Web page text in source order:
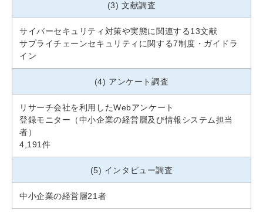
(3) 文献調査
サイバーセキュリティ対策や実態に関連する13文献
サプライチェーンセキュリティに関する7制度・ガイドラ
イン
(4) アンケート調査
リサーチ会社を利用したWebアンケート
登録モニター（中小企業の経営層及び情報システム担当
者）
4,191件
(5) インタビュー調査
中小企業の経営層21者